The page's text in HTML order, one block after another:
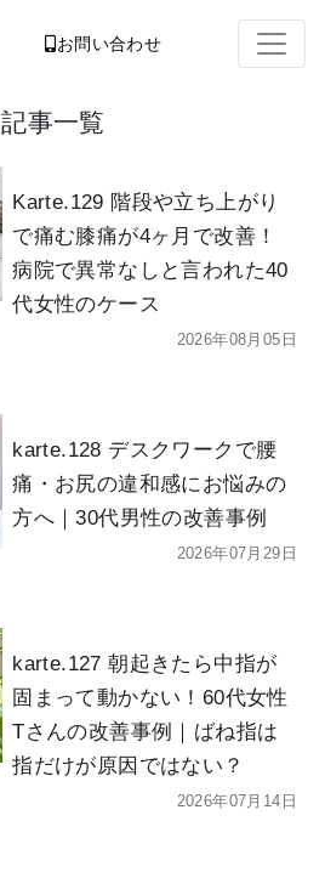
お問い合わせ
記事一覧
Karte.129 階段や立ち上がり
で痛む膝痛が4ヶ月で改善！
病院で異常なしと言われた40
代女性のケース
2026年08月05日
karte.128 デスクワークで腰
痛・お尻の違和感にお悩みの
方へ｜30代男性の改善事例
2026年07月29日
karte.127 朝起きたら中指が
固まって動かない！60代女性
Tさんの改善事例｜ばね指は
指だけが原因ではない？
2026年07月14日